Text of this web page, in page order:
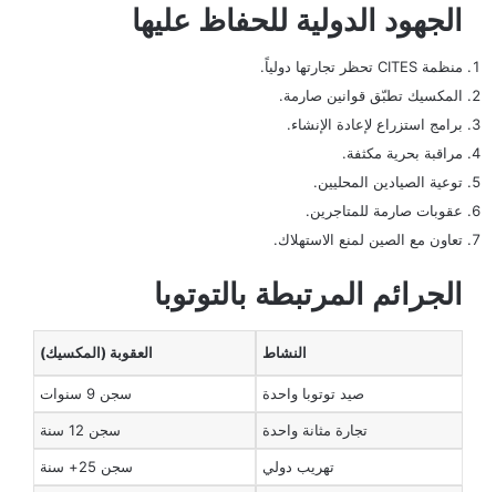
الجهود الدولية للحفاظ عليها
منظمة CITES تحظر تجارتها دولياً.
المكسيك تطبّق قوانين صارمة.
برامج استزراع لإعادة الإنشاء.
مراقبة بحرية مكثفة.
توعية الصيادين المحليين.
عقوبات صارمة للمتاجرين.
تعاون مع الصين لمنع الاستهلاك.
الجرائم المرتبطة بالتوتوبا
النشاط العقوبة (المكسيك)
صيد توتوبا واحدة سجن 9 سنوات
تجارة مثانة واحدة سجن 12 سنة
تهريب دولي سجن 25+ سنة